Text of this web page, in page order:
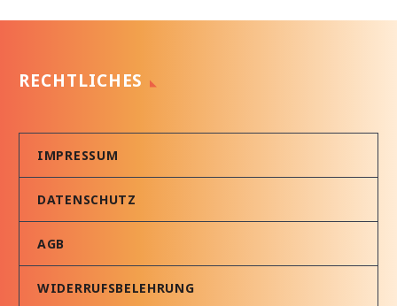
RECHTLICHES
IMPRESSUM
DATENSCHUTZ
AGB
WIDERRUFSBELEHRUNG